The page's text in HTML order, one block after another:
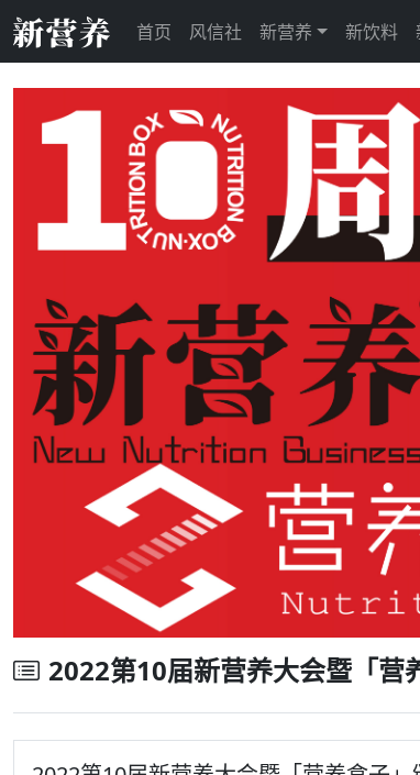
首页 风信社 新营养 新饮料
2022第10届新营养大会暨「营